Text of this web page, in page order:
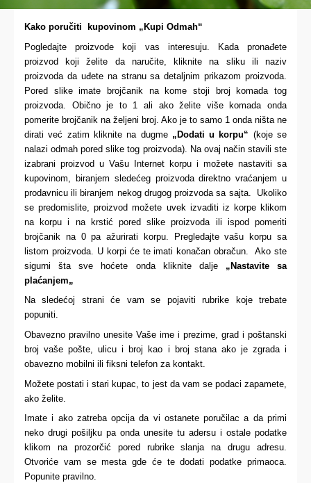
Kako poručiti kupovinom „Kupi Odmah“
Pogledajte proizvode koji vas interesuju. Kada pronađete
proizvod koji želite da naručite, kliknite na sliku ili naziv
proizvoda da uđete na stranu sa detaljnim prikazom proizvoda.
Pored slike imate brojčanik na kome stoji broj komada tog
proizvoda. Obično je to 1 ali ako želite više komada onda
pomerite brojčanik na željeni broj. Ako je to samo 1 onda ništa ne
dirati već zatim kliknite na dugme „Dodati u korpu“ (koje se
nalazi odmah pored slike tog proizvoda). Na ovaj način stavili ste
izabrani proizvod u Vašu Internet korpu i možete nastaviti sa
kupovinom, biranjem sledećeg proizvoda direktno vraćanjem u
prodavnicu ili biranjem nekog drugog proizvoda sa sajta. Ukoliko
se predomislite, proizvod možete uvek izvaditi iz korpe klikom
na korpu i na krstić pored slike proizvoda ili ispod pomeriti
brojčanik na 0 pa ažurirati korpu. Pregledajte vašu korpu sa
listom proizvoda. U korpi će te imati konačan obračun. Ako ste
sigurni štasvehoćete onda kliknite dalje „Nastavitesa
plaćanjem„
Na sledećoj strani će vam se pojaviti rubrike koje trebate
popuniti.
Obavezno pravilno unesite Vaše ime i prezime, grad i poštanski
broj vaše pošte, ulicu i broj kao i broj stana ako je zgradai
obavezno mobilni ili fiksni telefon za kontakt.
Možete postati i stari kupac, to jest da vam se podaci zapamete,
ako želite.
Imate i ako zatreba opcija da vi ostanete poručilac a da primi
neko drugi pošiljku pa onda unesite tu adersu i ostale podatke
klikom na prozorčić pored rubrike slanja na drugu adresu.
Otvoriće vam se mesta gde će te dodati podatke primaoca.
Popunite pravilno.